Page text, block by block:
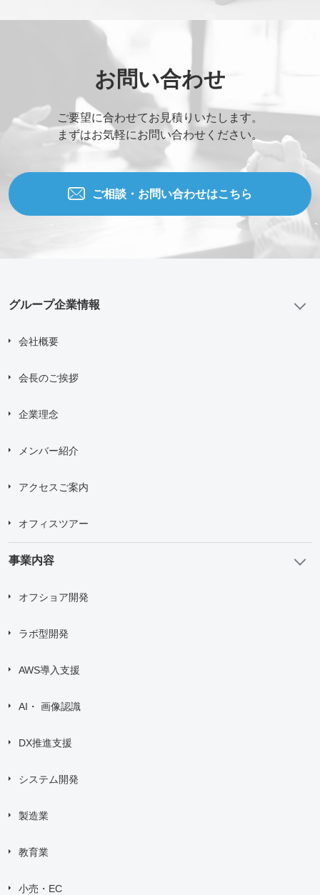
添付ファイル (合計10MBまでの添付ファイルが送信できま
Drag and drop files here or Browse Files
「個人情報の取り扱い について」に
お問い合わせ
ご要望に合わせてお見積りいたします。
まずはお気軽にお問い合わせください。
ご相談・お問い合わせはこちら
グループ企業情報
会社概要
会長のご挨拶
企業理念
メンバー紹介
アクセスご案内
オフィスツアー
事業内容
オフショア開発
ラボ型開発
AWS導入支援
AI・ 画像認識
DX推進支援
システム開発
製造業
教育業
小売・EC